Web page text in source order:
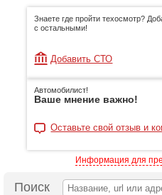
Знаете где пройти техосмотр?
с остальными!
Добавить СТО
Автомобилист!
Ваше мнение важно!
Оставьте свой отзыв и
Информация для
Поиск